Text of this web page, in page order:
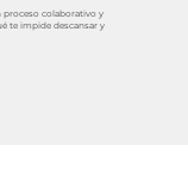
proceso colaborativo y
te impide descansar y